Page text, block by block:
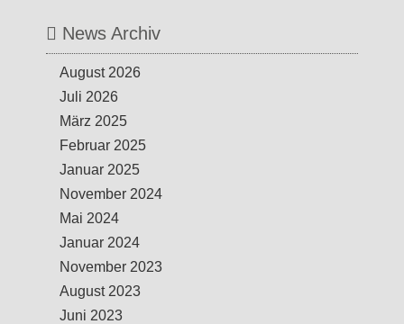
News Archiv
August 2026
Juli 2026
März 2025
Februar 2025
Januar 2025
November 2024
Mai 2024
Januar 2024
November 2023
August 2023
Juni 2023